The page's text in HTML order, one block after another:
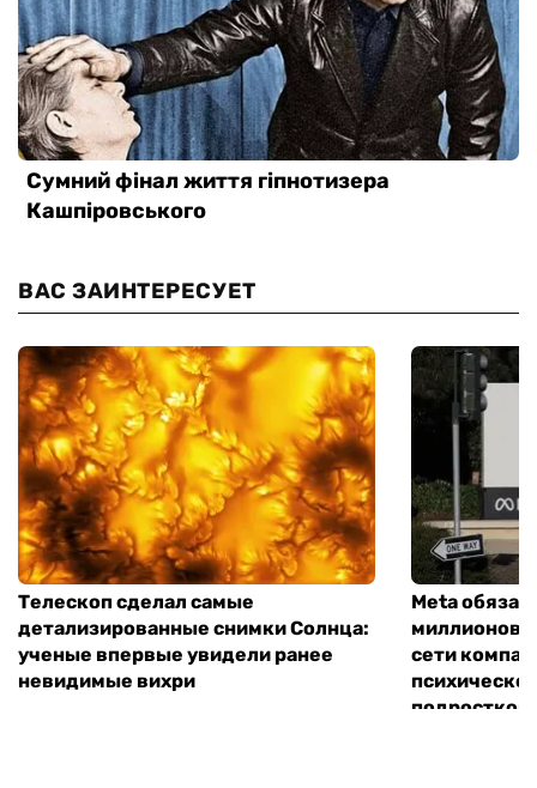
ВАС ЗАИНТЕРЕСУЕТ
Телескоп сделал самые
детализированные снимки Солнца:
ученые впервые увидели ранее
невидимые вихри
Meta
миллионов
сети
подростков